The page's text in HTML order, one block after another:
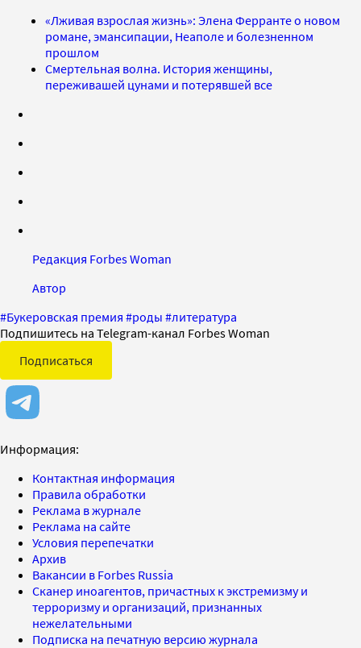
«Лживая взрослая жизнь»: Элена Ферранте о новом
романе, эмансипации, Неаполе и болезненном
прошлом
Смертельная волна. История женщины,
переживашей цунами и потерявшей все
Редакция Forbes Woman
Автор
#Букеровская премия #роды #литература
Подпишитесь на Telegram-канал Forbes Woman
Подписаться
Информация:
Контактная информация
Правила обработки
Реклама в журнале
Реклама на сайте
Условия перепечатки
Архив
Вакансии в Forbes Russia
Сканер иноагентов, причастных к экстремизму и
терроризму и организаций, признанных
нежелательными
Подписка на печатную версию журнала